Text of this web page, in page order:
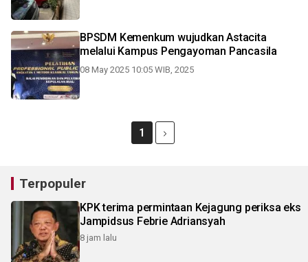
BPSDM Kemenkum wujudkan Astacita
melalui Kampus Pengayoman Pancasila
08 May 2025 10:05 WIB, 2025
1
Terpopuler
KPK terima permintaan Kejagung periksa eks
Jampidsus Febrie Adriansyah
8 jam lalu